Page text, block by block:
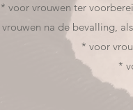
* voor vrouwen ter
na de bevalling,
* voor
*